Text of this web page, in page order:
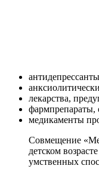
лекарства,
фармпрепараты,
медикаменты
Совмещение
детском
умственных